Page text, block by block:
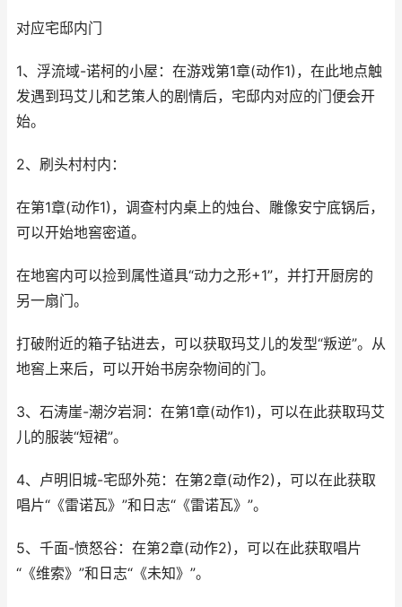
对应宅邸内门
1、浮流域-诺柯的小屋：在游戏第1章(动作1)，在此地点触
发遇到玛艾儿和艺策人的剧情后，宅邸内对应的门便会开
始。
2、刷头村村内：
在第1章(动作1)，调查村内桌上的烛台、雕像安宁底锅后，
可以开始地窖密道。
在地窖内可以捡到属性道具“动力之形+1”，并打开厨房的
另一扇门。
打破附近的箱子钻进去，可以获取玛艾儿的发型“叛逆”。从
地窖上来后，可以开始书房杂物间的门。
3、石涛崖-潮汐岩洞：在第1章(动作1)，可以在此获取玛艾
儿的服装“短裙”。
4、卢明旧城-宅邸外苑：在第2章(动作2)，可以在此获取
唱片“《雷诺瓦》”和日志“《雷诺瓦》”。
5、千面-愤怒谷：在第2章(动作2)，可以在此获取唱片
“《维索》”和日志“《未知》”。